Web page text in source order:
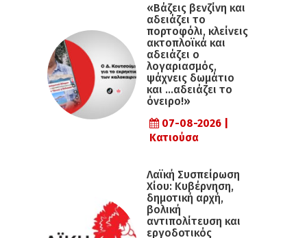
«Βάζεις βενζίνη και
αδειάζει το
πορτοφόλι, κλείνεις
ακτοπλοϊκά και
αδειάζει ο
λογαριασμός,
ψάχνεις δωμάτιο
και …αδειάζει το
όνειρο!»
07-08-2026 |
Κατιούσα
Λαϊκή Συσπείρωση
Χίου: Κυβέρνηση,
δημοτική αρχή,
βολική
αντιπολίτευση και
εργοδοτικός